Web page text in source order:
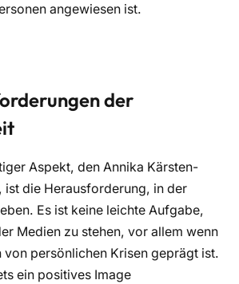
angewiesen ist.
der
Aspekt, den Annika Kärsten-
ist die Herausforderung, in der
Es ist keine leichte Aufgabe,
Medien zu stehen, vor allem wenn
von persönlichen Krisen geprägt ist.
ein positives Image